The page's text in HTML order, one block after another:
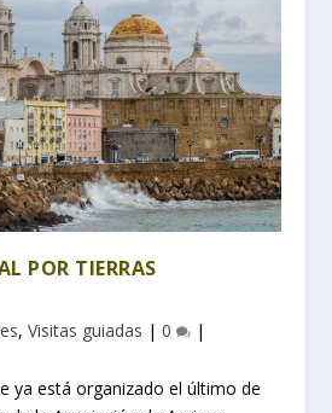
POR TIERRAS
,Visitas guiadas |0 |
ya está organizado el último de